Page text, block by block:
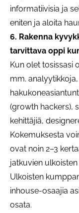
informatiivisia ja
eniten ja aloita
6. Rakenna
tarvittava oppi
Kun olet tosissasi
mm.
(growth hackers),
kehittäjiä,
Kokemuksesta
ovat noin 2–3
jatkuvien
Ulkoisten
inhouse-osaajia
osata.